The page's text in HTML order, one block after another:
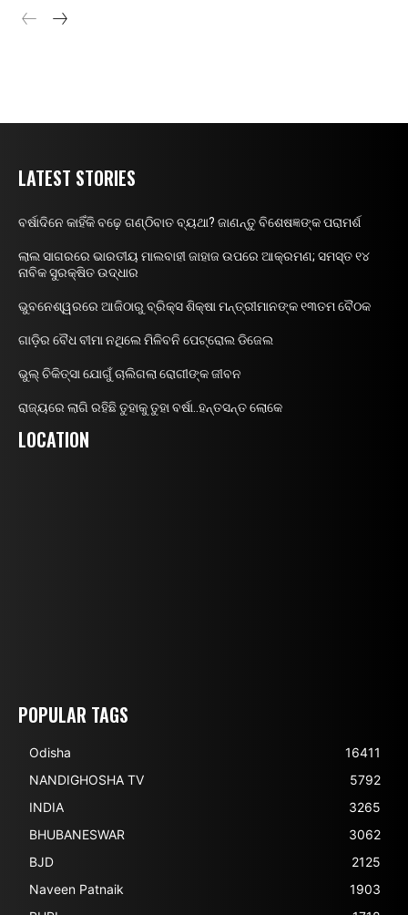
LATEST STORIES
ବର୍ଷାଦିନେ କାହିଁକି ବଢ଼େ ଗଣ୍ଠିବାତ ବ୍ୟଥା? ଜାଣନ୍ତୁ ବିଶେଷଜ୍ଞଙ୍କ ପରାମର୍ଶ
ଲାଲ ସାଗରରେ ଭାରତୀୟ ମାଲବାହୀ ଜାହାଜ ଉପରେ ଆକ୍ରମଣ; ସମସ୍ତ ୧୪
ନାବିକ ସୁରକ୍ଷିତ ଉଦ୍ଧାର
ଭୁବନେଶ୍ୱରରେ ଆଜିଠାରୁ ବ୍ରିକ୍ସ ଶିକ୍ଷା ମନ୍ତ୍ରୀମାନଙ୍କ ୧୩ତମ ବୈଠକ
ଗାଡ଼ିର ବୈଧ ବୀମା ନଥିଲେ ମିଳିବନି ପେଟ୍ରୋଲ ଡିଜେଲ
ଭୁଲ୍ ଚିକିତ୍ସା ଯୋଗୁଁ ଚାଲିଗଲା ରୋଗୀଙ୍କ ଜୀବନ
ରାଜ୍ୟରେ ଲାଗି ରହିଛି ତୁହାକୁ ତୁହା ବର୍ଷା..ହନ୍ତସନ୍ତ ଲୋକେ
LOCATION
POPULAR TAGS
Odisha
16411
NANDIGHOSHA TV
5792
INDIA
3265
BHUBANESWAR
3062
BJD
2125
Naveen Patnaik
1903